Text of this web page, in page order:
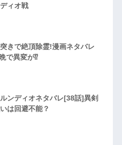
ィオ戦
きで絶頂除霊!漫画ネタバレ
で異変が⁉︎
ンディオネタバレ[38話]異剣
は回避不能？